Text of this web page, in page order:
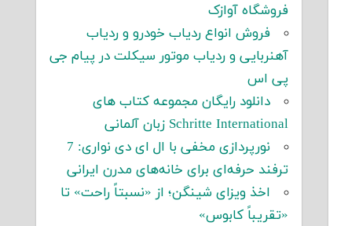
فروشگاه آوازک
فروش انواع ردیاب خودرو و ردیاب
آهنربایی و ردیاب موتور سیکلت در پیام جی
پی اس
دانلود رایگان مجموعه کتاب های
Schritte International زبان آلمانی
نورپردازی مخفی با ال ای دی نواری: 7
ترفند حرفه‌ای برای خانه‌های مدرن ایرانی
اخذ ویزای شینگن؛ از «نسبتاً راحت» تا
«تقریباً کابوس»